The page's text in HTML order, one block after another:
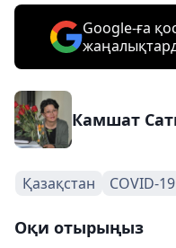
Google-ға
Камшат
Қазақстан COVID-19
Оқи отырыңыз